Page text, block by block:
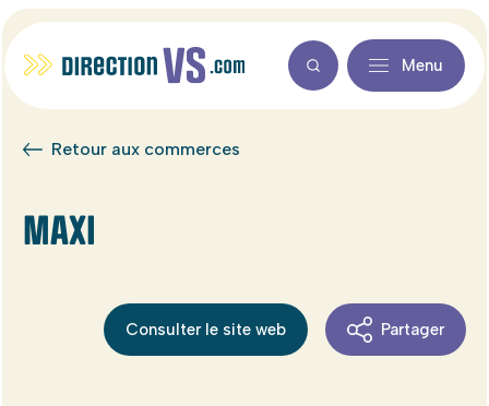
Menu
Retour aux commerces
MAXI
Consulter le site web Partager